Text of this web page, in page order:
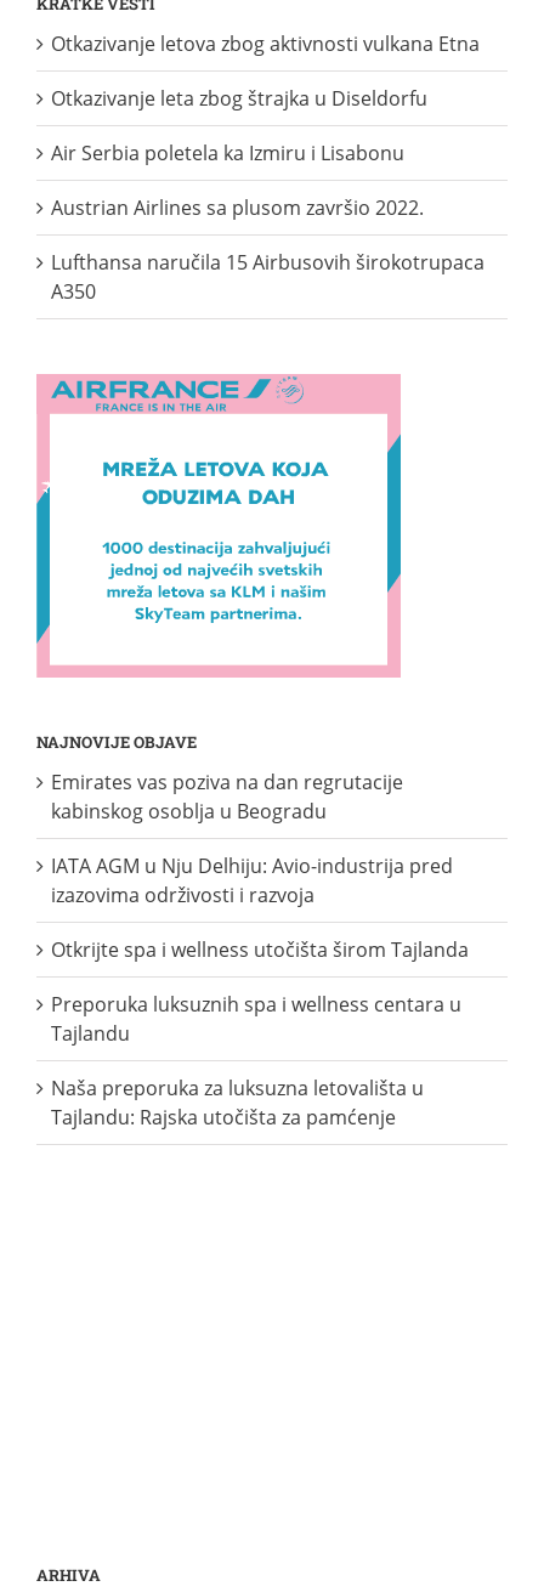
Otkazivanje letova zbog aktivnosti vulkana Etna
Otkazivanje leta zbog štrajka u Diseldorfu
Air Serbia poletela ka Izmiru i Lisabonu
Austrian Airlines sa plusom završio 2022.
Lufthansa naručila 15 Airbusovih širokotrupaca
A350
NAJNOVIJE OBJAVE
Emirates vas poziva na dan regrutacije
kabinskog osoblja u Beogradu
IATA AGM u Nju Delhiju: Avio-industrija pred
izazovima održivosti i razvoja
Otkrijte spa i wellness utočišta širom Tajlanda
Preporuka luksuznih spa i wellness centara u
Tajlandu
Naša preporuka za luksuzna letovališta u
Tajlandu: Rajska utočišta za pamćenje
ARHIVA